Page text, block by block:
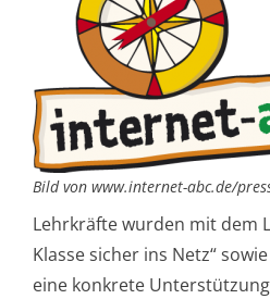
Bild von www.internet-abc.de/
Lehrkräfte wurden mit dem
Klasse sicher ins Netz“
eine konkrete